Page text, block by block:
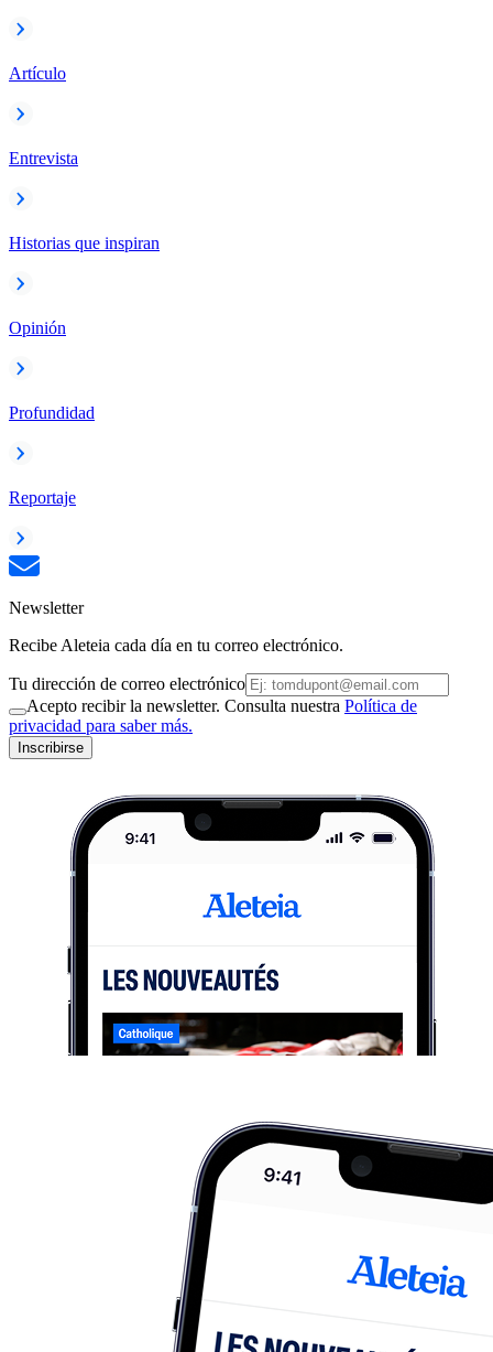
Artículo
Entrevista
Historias que inspiran
Opinión
Profundidad
Reportaje
Newsletter
Recibe Aleteia cada día en tu correo electrónico.
Tu dirección de correo electrónico
Acepto recibir la newsletter. Consulta nuestra Política de
privacidad para saber más.
Inscribirse